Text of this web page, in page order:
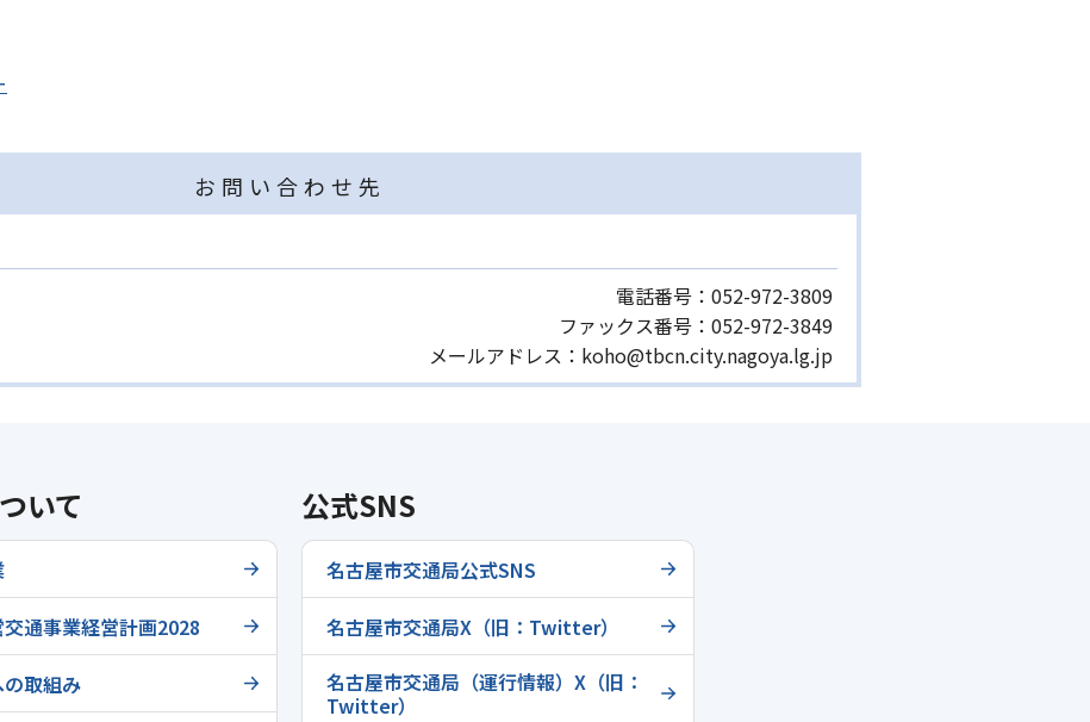
お問い合わせ先
電話番号： 052-972-3809
ファックス番号： 052-972-3849
メールアドレス： koho@tbcn.city.nagoya.lg.jp
いて
通事業経営計画2028
取組み
公式SNS
名古屋市交通局公式SNS
名古屋市交通局X（旧：Twitter）
名古屋市交通局（運行情報）X（旧：
Twitter）